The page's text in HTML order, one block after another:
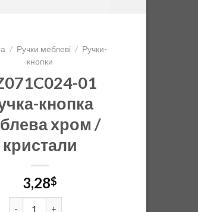
/ Ручки меблеві / Ручки-
кнопки
01
кнопка
хром /
кристали
3,28$